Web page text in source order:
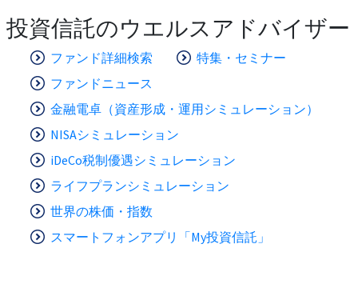
投資信託のウエルスアドバイザー
ファンド詳細検索
特集・セミナー
ファンドニュース
金融電卓（資産形成・運用シミュレーション）
NISAシミュレーション
iDeCo税制優遇シミュレーション
ライフプランシミュレーション
世界の株価・指数
スマートフォンアプリ「My投資信託」